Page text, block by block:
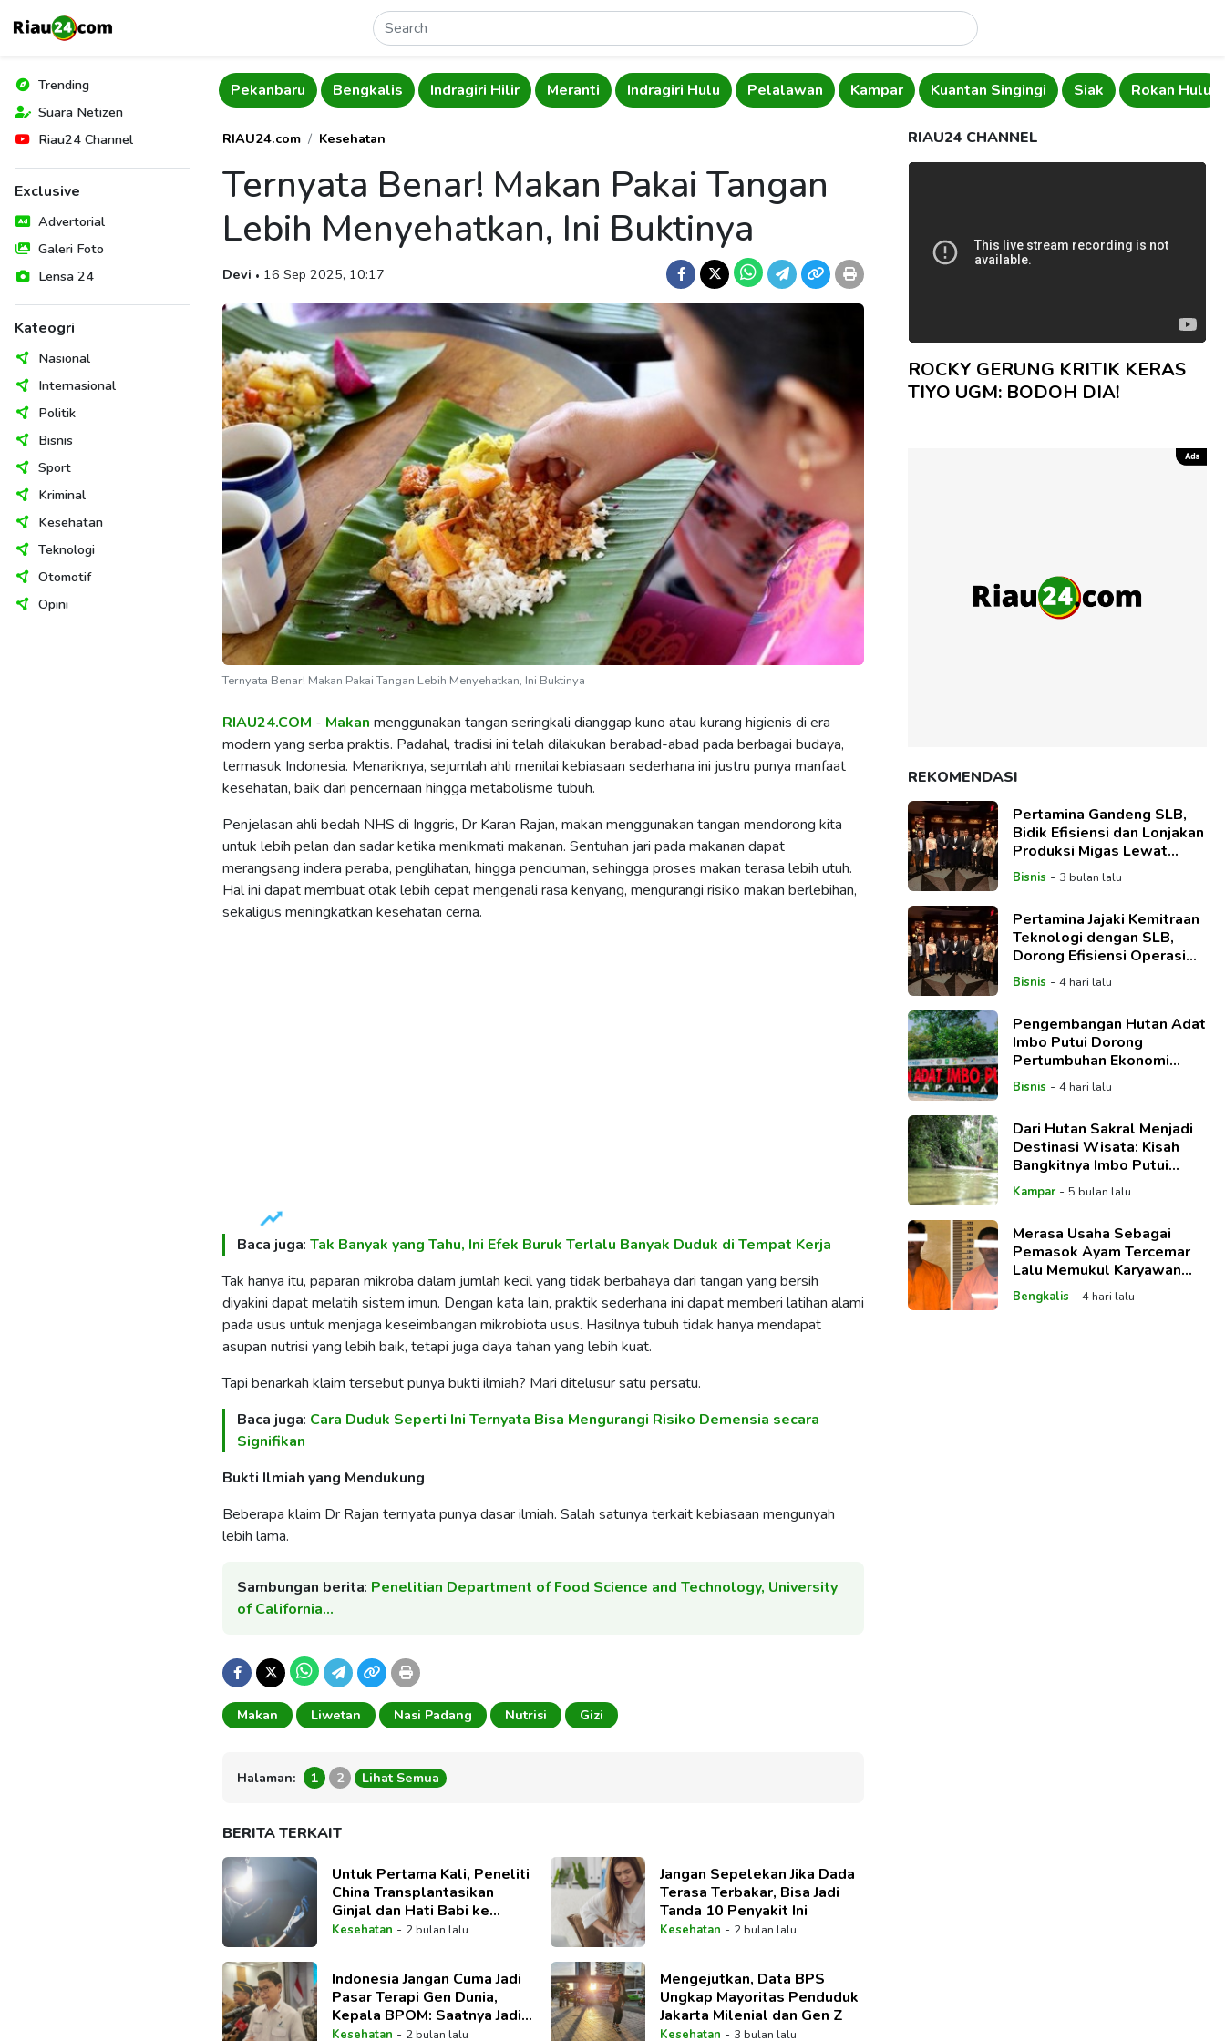
Trending
Suara Netizen
Riau24 Channel
Exclusive
Advertorial
Galeri Foto
Lensa 24
Kateogri
Nasional
Internasional
Politik
Bisnis
Sport
Kriminal
Kesehatan
Teknologi
Otomotif
Opini
Meranti Indragiri Hulu Pelalawan Kampar Kuantan Singingi Siak Rokan Hulu
Riau Pekanbaru Bengkalis Indragiri Hilir
RIAU24.com Kesehatan
Ternyata Benar! Makan Pakai Tangan
Lebih Menyehatkan, Ini Buktinya
Devi • 16 Sep 2025, 10:17
Ternyata Benar! Makan Pakai Tangan Lebih Menyehatkan, Ini Buktinya
RIAU24.COM - Makan menggunakan tangan seringkali dianggap kuno atau kurang higienis di era
modern yang serba praktis. Padahal, tradisi ini telah dilakukan berabad-abad pada berbagai budaya,
termasuk Indonesia. Menariknya, sejumlah ahli menilai kebiasaan sederhana ini justru punya manfaat
kesehatan, baik dari pencernaan hingga metabolisme tubuh.
Penjelasan ahli bedah NHS di Inggris, Dr Karan Rajan, makan menggunakan tangan mendorong kita
untuk lebih pelan dan sadar ketika menikmati makanan. Sentuhan jari pada makanan dapat
merangsang indera peraba, penglihatan, hingga penciuman, sehingga proses makan terasa lebih utuh.
Hal ini dapat membuat otak lebih cepat mengenali rasa kenyang, mengurangi risiko makan berlebihan,
sekaligus meningkatkan kesehatan cerna.
Baca juga: Tak Banyak yang Tahu, Ini Efek Buruk Terlalu Banyak Duduk di Tempat Kerja
Tak hanya itu, paparan mikroba dalam jumlah kecil yang tidak berbahaya dari tangan yang bersih
diyakini dapat melatih sistem imun. Dengan kata lain, praktik sederhana ini dapat memberi latihan alami
pada usus untuk menjaga keseimbangan mikrobiota usus. Hasilnya tubuh tidak hanya mendapat
asupan nutrisi yang lebih baik, tetapi juga daya tahan yang lebih kuat.
Tapi benarkah klaim tersebut punya bukti ilmiah? Mari ditelusur satu persatu.
Baca juga: Cara Duduk Seperti Ini Ternyata Bisa Mengurangi Risiko Demensia secara
Signifikan
Bukti Ilmiah yang Mendukung
Beberapa klaim Dr Rajan ternyata punya dasar ilmiah. Salah satunya terkait kebiasaan mengunyah
lebih lama.
Sambungan berita: Penelitian Department of Food Science and Technology, University
of California…
Makan Liwetan Nasi Padang Nutrisi Gizi
Halaman: 1 2 Lihat Semua
BERITA TERKAIT
Untuk Pertama Kali, Peneliti
China Transplantasikan
Ginjal dan Hati Babi ke
Manusia
Kesehatan - 2 bulan lalu
Jangan Sepelekan Jika Dada
Terasa Terbakar, Bisa Jadi
Tanda 10 Penyakit Ini
Kesehatan - 2 bulan lalu
Indonesia Jangan Cuma Jadi
Pasar Terapi Gen Dunia,
Kepala BPOM: Saatnya Jadi
Pemain Utama
Kesehatan - 2 bulan lalu
Mengejutkan, Data BPS
Ungkap Mayoritas Penduduk
Jakarta Milenial dan Gen Z
Kesehatan - 3 bulan lalu
RIAU24 CHANNEL
ROCKY GERUNG KRITIK KERAS
TIYO UGM: BODOH DIA!
REKOMENDASI
Pertamina Gandeng SLB,
Bidik Efisiensi dan Lonjakan
Produksi Migas Lewat
Teknologi Global
Bisnis - 3 bulan lalu
Pertamina Jajaki Kemitraan
Teknologi dengan SLB,
Dorong Efisiensi Operasi
dan Ketahanan Energi
Nasional
Bisnis - 4 hari lalu
Pengembangan Hutan Adat
Imbo Putui Dorong
Pertumbuhan Ekonomi
Wisata Desa di Kampar
Bisnis - 4 hari lalu
Dari Hutan Sakral Menjadi
Destinasi Wisata: Kisah
Bangkitnya Imbo Putui
Menggerakkan Ekonomi
Desa
Kampar- 5 bulan lalu
Merasa Usaha Sebagai
Pemasok Ayam Tercemar
Lalu Memukul Karyawan
SPPG, Supplier Masuk Bui
Bengkalis - 4 hari lalu